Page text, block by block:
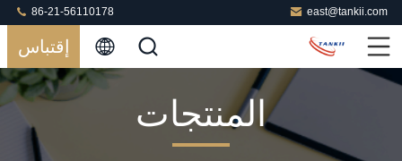
east@tankii.com
86-21-56110178
إقتباس
المنتجات